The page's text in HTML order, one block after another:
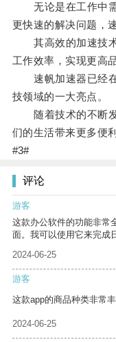
无论是在工作中需
更快速的解决问题，
其高效的加速技术
工作效率，实现更高
速帆加速器已经在
技领域的一大亮点。
随着技术的不断发
们的生活带来更多便
#3#
评论
游客
这款办公软件的功能非常
面。我可以使用它来完成
2024-06-25
游客
这款app的商品种类非常
2024-06-25